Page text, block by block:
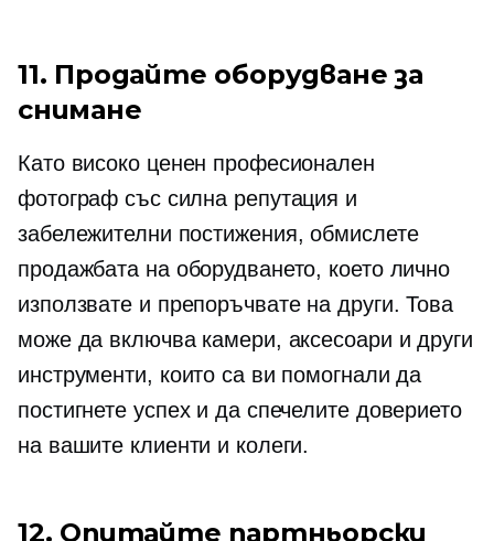
11. Продайте оборудване за
снимане
Като високо ценен професионален
фотограф със силна репутация и
забележителни постижения, обмислете
продажбата на оборудването, което лично
използвате и препоръчвате на други. Това
може да включва камери, аксесоари и други
инструменти, които са ви помогнали да
постигнете успех и да спечелите доверието
на вашите клиенти и колеги.
12. Опитайте партньорски